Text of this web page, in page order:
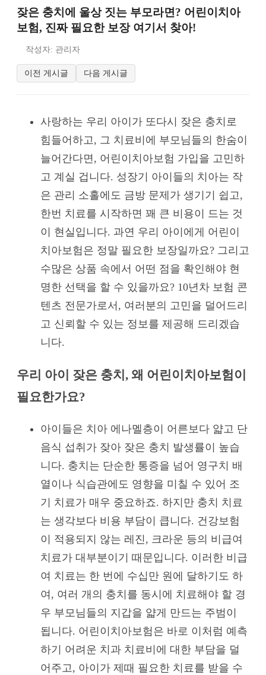
잦은 충치에 울상 짓는 부모라면? 어린이치아
보험, 진짜 필요한 보장 여기서 찾아!
작성자: 관리자
이전 게시글 다음 게시글
사랑하는 우리 아이가 또다시 잦은 충치로
힘들어하고, 그 치료비에 부모님들의 한숨이
늘어간다면, 어린이치아보험 가입을 고민하
고 계실 겁니다. 성장기 아이들의 치아는 작
은 관리 소홀에도 금방 문제가 생기기 쉽고,
한번 치료를 시작하면 꽤 큰 비용이 드는 것
이 현실입니다. 과연 우리 아이에게 어린이
치아보험은 정말 필요한 보장일까요? 그리고
수많은 상품 속에서 어떤 점을 확인해야 현
명한 선택을 할 수 있을까요? 10년차 보험 콘
텐츠 전문가로서, 여러분의 고민을 덜어드리
고 신뢰할 수 있는 정보를 제공해 드리겠습
니다.
우리 아이 잦은 충치, 왜 어린이치아보험이
필요한가요?
아이들은 치아 에나멜층이 어른보다 얇고 단
음식 섭취가 잦아 잦은 충치 발생률이 높습
니다. 충치는 단순한 통증을 넘어 영구치 배
열이나 식습관에도 영향을 미칠 수 있어 조
기 치료가 매우 중요하죠. 하지만 충치 치료
는 생각보다 비용 부담이 큽니다. 건강보험
이 적용되지 않는 레진, 크라운 등의 비급여
치료가 대부분이기 때문입니다. 이러한 비급
여 치료는 한 번에 수십만 원에 달하기도 하
여, 여러 개의 충치를 동시에 치료해야 할 경
우 부모님들의 지갑을 얇게 만드는 주범이
됩니다. 어린이치아보험은 바로 이처럼 예측
하기 어려운 치과 치료비에 대한 부담을 덜
어주고, 아이가 제때 필요한 치료를 받을 수